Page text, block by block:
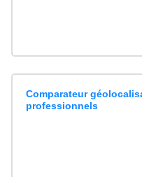
Comparateur
professionnels